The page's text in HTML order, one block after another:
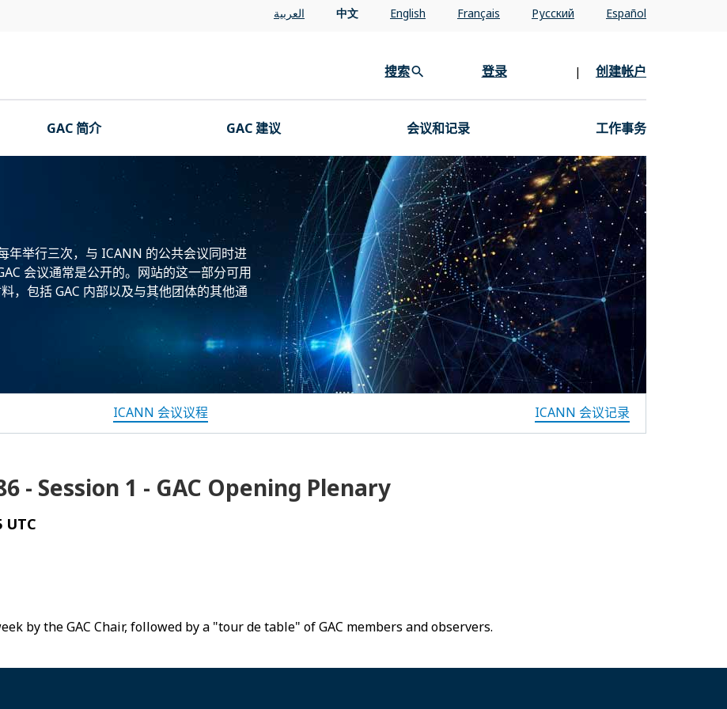
العربية 中文 English Français Pусский Español
搜索 登录 | 创建帐户
GAC 简介 GAC 建议 会议和记录 工作事务
年举行三次，与 ICANN 的公共会议同时进
会议通常是公开的。网站的这一部分可用
，包括 GAC 内部以及与其他团体的其他通
ICANN 会议议程 ICANN 会议记录
- Session 1 - GAC Opening Plenary
UTC
by the GAC Chair, followed by a "tour de table" of GAC members and observers.